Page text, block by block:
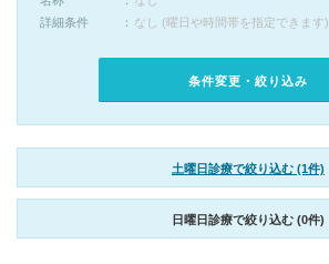
詳細条件
なし (曜日や時間帯を指定できます)
条件変更・絞り込み
土曜日診療で絞り込む (1件)
日曜日診療で絞り込む (0件)